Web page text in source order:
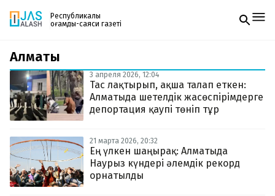
Республикалық
қоғамдық-саяси газеті
Жаңалықтар
Спорт
Live
Руханият
Аймақ
Архив
Заң және тәртіп
Редакциямен байланыс
+7 708 604 51 06
Жарнама бөлімі
Газетке жазылу
PDF форматтағы газетті ай сайын электронды
поштаңызға алып отырыңыз. Жаңа нөмір
шыққан сәтте сізге бірден жіберіледі. Тек email
Алматы
3 апреля 2026, 12:04
Тас лақтырып, ақша талап еткен:
Алматыда шетелдік жасөспірімдерге
депортация қаупі төніп тұр
21 марта 2026, 20:32
Ең үлкен шаңырақ: Алматыда
Наурыз күндері әлемдік рекорд
орнатылды